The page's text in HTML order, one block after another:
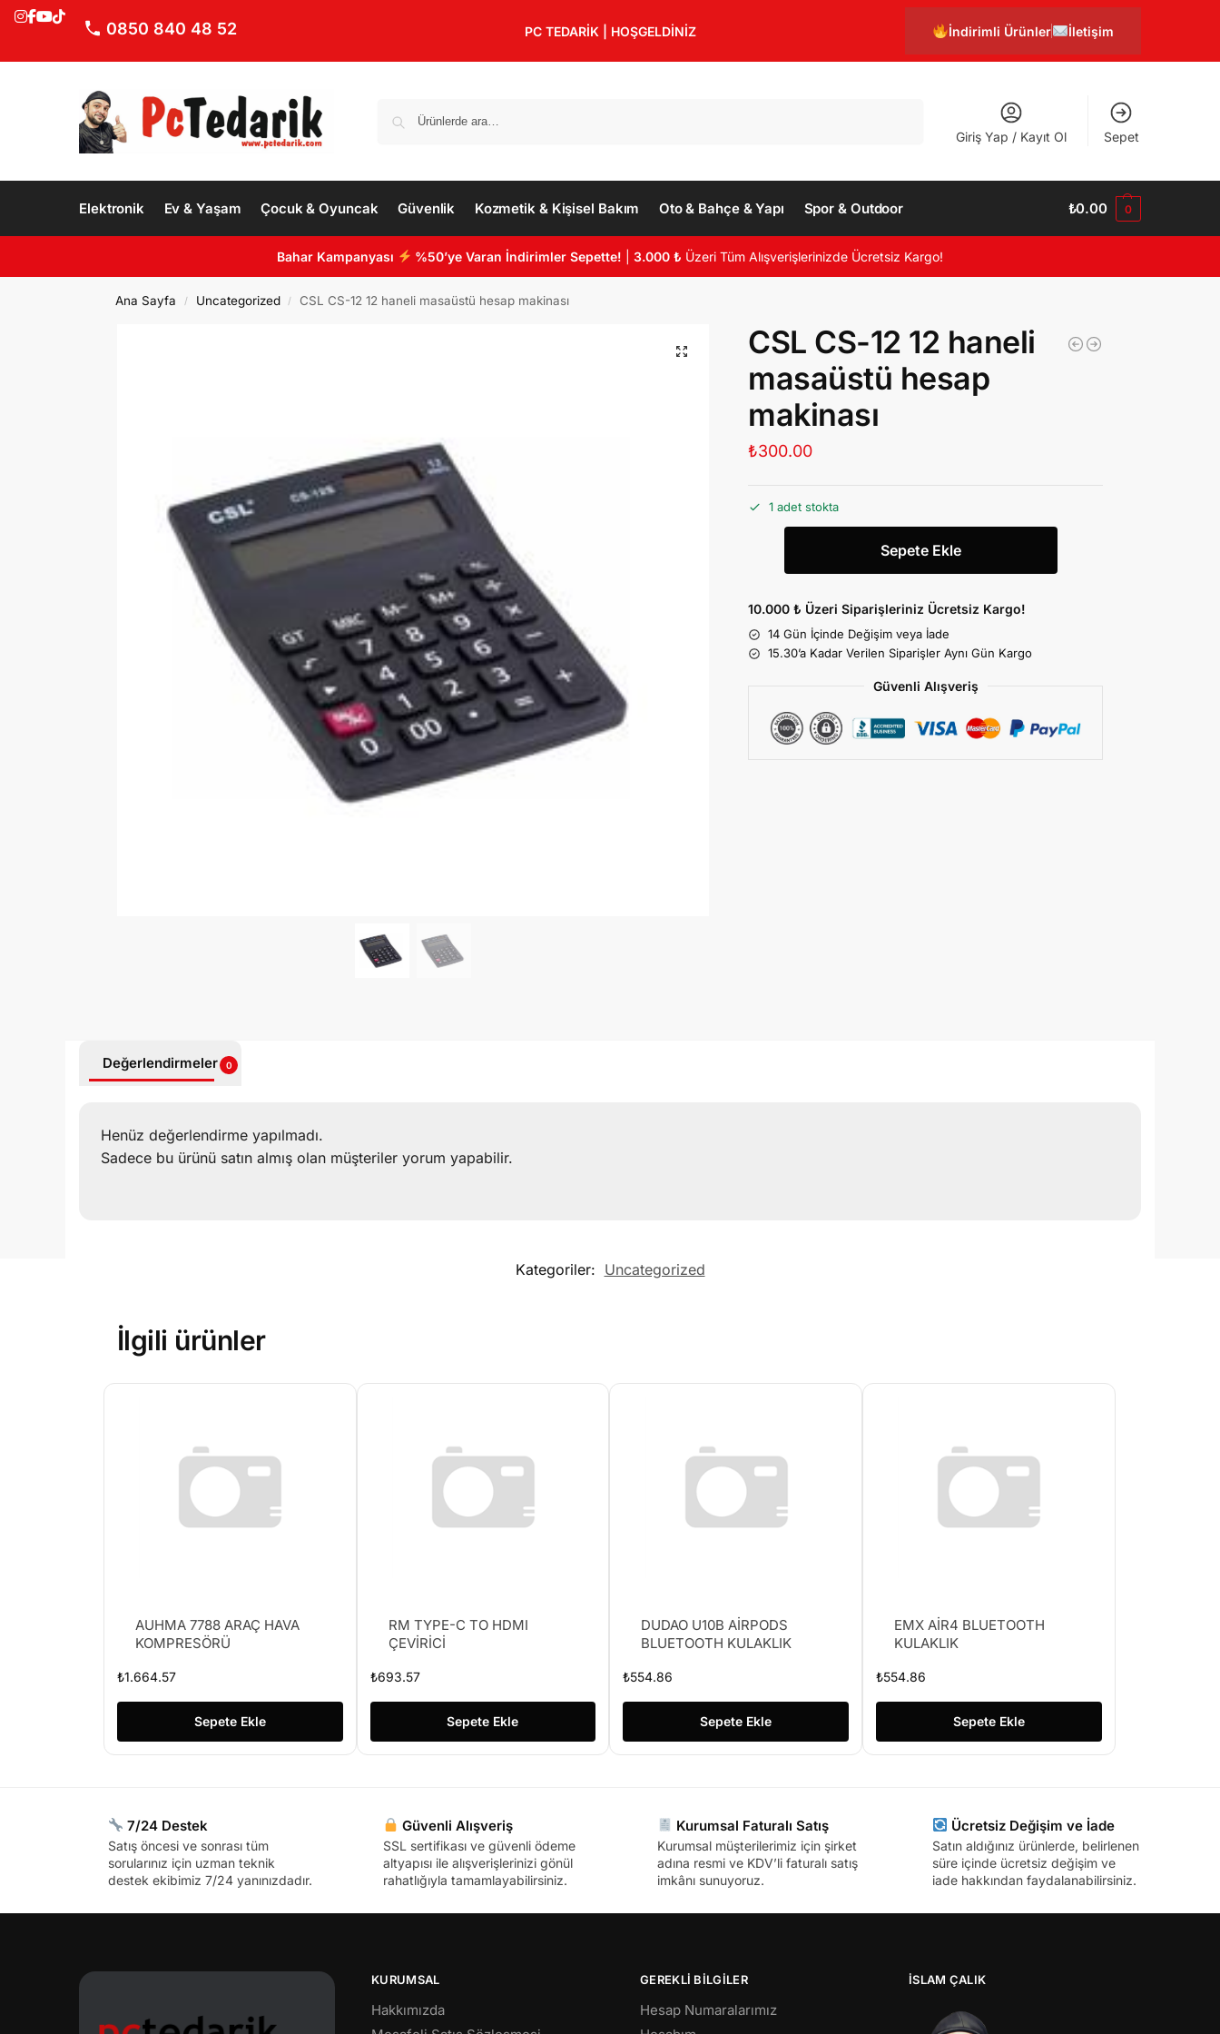
0850 840 48 52 PC TEDARİK | HOŞGELDİNİZ İndirimli Ürünler İletişim
Giriş Yap / Kayıt Ol Sepet
Elektronik Ev & Yaşam Çocuk & Oyuncak Güvenlik Kozmetik & Kişisel Bakım Oto & Bahçe & Yapı Spor & Outdoor ₺0.00 0
Bahar Kampanyası %50’ye Varan İndirimler Sepette! |3.000 ₺ Üzeri Tüm Alışverişlerinizde Ücretsiz Kargo!
Ana Sayfa / Uncategorized / CSL CS-12 12 haneli masaüstü hesap makinası
CSL CS-12 12 haneli
masaüstü hesap
makinası
₺300.00
1 adet stokta
Sepete Ekle
10.000 ₺ Üzeri Siparişleriniz Ücretsiz Kargo!
14 Gün İçinde Değişim veya İade
15.30’a Kadar Verilen Siparişler Aynı Gün Kargo
Güvenli Alışveriş
Değerlendirmeler 0
Henüz değerlendirme yapılmadı.
Sadece bu ürünü satın almış olan müşteriler yorum yapabilir.
Kategoriler: Uncategorized
İlgili ürünler
AUHMA 7788 ARAÇ HAVA
KOMPRESÖRÜ
₺1.664.57
Sepete Ekle
RM TYPE-C TO HDMI
ÇEVİRİCİ
₺693.57
Sepete Ekle
DUDAO U10B AİRPODS
BLUETOOTH KULAKLIK
₺554.86
Sepete Ekle
EMX AİR4 BLUETOOTH
KULAKLIK
₺554.86
Sepete Ekle
7/24 Destek
Satış öncesi ve sonrası tüm
sorularınız için uzman teknik
destek ekibimiz 7/24 yanınızdadır.
Güvenli Alışveriş
SSL sertifikası ve güvenli ödeme
altyapısı ile alışverişlerinizi gönül
rahatlığıyla tamamlayabilirsiniz.
Kurumsal Faturalı Satış
Kurumsal müşterilerimiz için şirket
adına resmi ve KDV’li faturalı satış
imkânı sunuyoruz.
Ücretsiz Değişim ve İade
Satın aldığınız ürünlerde, belirlenen
süre içinde ücretsiz değişim ve
iade hakkından faydalanabilirsiniz.
KURUMSAL
Hakkımızda
GEREKLİ BİLGİLER
Hesap Numaralarımız
İSLAM ÇALIK